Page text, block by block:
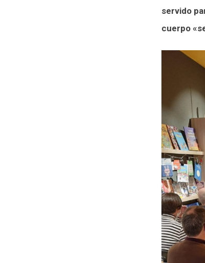
servido
cuerpo